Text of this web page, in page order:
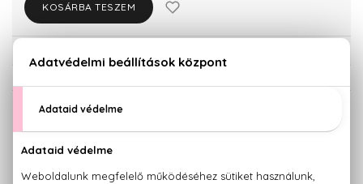
KOSÁRBA TESZEM
KISZERELÉS KIVÁLASZTÁSA